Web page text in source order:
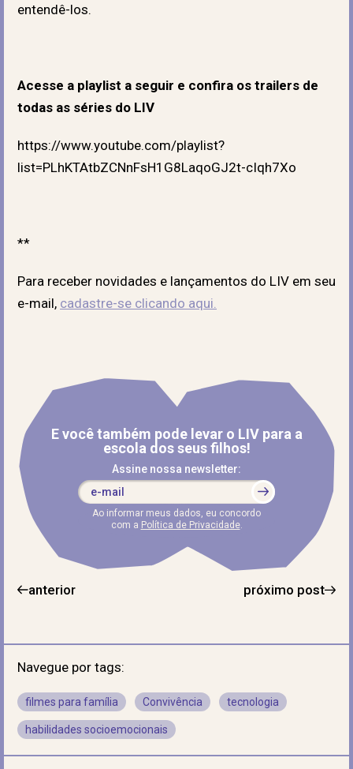
entendê-los.
Acesse a playlist a seguir e confira os trailers de
todas as séries do LIV
https://www.youtube.com/playlist?
list=PLhKTAtbZCNnFsH1G8LaqoGJ2t-cIqh7Xo
**
Para receber novidades e lançamentos do LIV em seu
e-mail, cadastre-se clicando aqui.
E você também pode levar o LIV para a
escola dos seus filhos!
Assine nossa newsletter:
Ao informar meus dados, eu concordo
com a Política de Privacidade.
anterior próximo post
Navegue por tags:
filmes para família Convivência tecnologia
habilidades socioemocionais